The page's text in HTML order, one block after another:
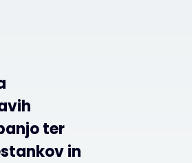
ter
in